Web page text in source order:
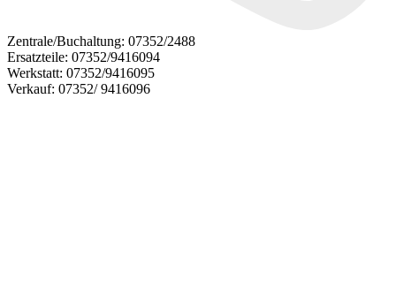
Zentrale/Buchaltung: 07352/2488
Ersatzteile: 07352/9416094
Werkstatt: 07352/9416095
Verkauf: 07352/ 9416096